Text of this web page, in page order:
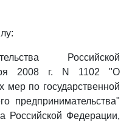
Российской
2008 г. N 1102 "О
мер по государственной
предпринимательства"
Российской Федерации,